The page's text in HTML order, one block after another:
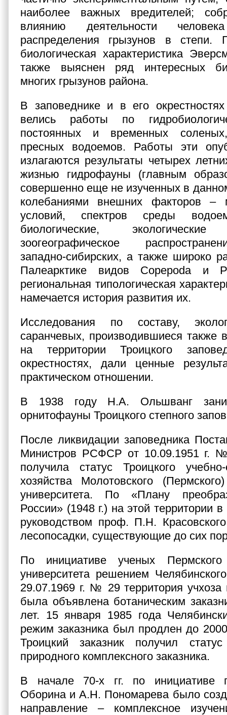
наиболее важных вредителей;
влиянию деятельности
распределения грызунов в степи.
биологическая характеристика
также выяснен ряд интересных
многих грызунов района.
В заповеднике и в его
велись работы по
постоянных и временных
пресных водоемов. Работы эти
излагаются результаты четырех
жизнью гидрофауны (главным
совершенно еще не изученных в
колебаниями внешних факторов –
условий, спектров среды
биологические,
зоогеографическое
западно-сибирских, а также широко
Палеарктике видов Copepoda и
региональная типологическая
намечается история развития их.
Исследования по составу,
саранчевых, производившиеся также
на территории Троицкого
окрестностях, дали ценные
практическом отношении.
В 1938 году Н.А. Ольшванг
орнитофауны Троицкого степного
После ликвидации заповедника
Министров РСФСР от 10.09.1951 г.
получила статус Троицкого
хозяйства Молотовского (Пермского)
университета. По «Плану
России» (1948 г.) на этой территории в
руководством проф. П.Н.
лесопосадки, существующие до сих
По инициативе ученых Пермского
университета решением
29.07.1969 г. № 29 территория
была объявлена ботаническим
лет. 15 января 1985 года
режим заказника был продлен до
Троицкий заказник получил статус
природного комплексного заказника.
В начале 70-х гг. по инициативе
Оборина и А.Н. Пономарева было
направление – комплексное